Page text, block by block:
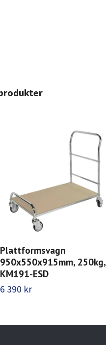
Plattformsvagn
950x550x915mm, 250kg,
KM191-ESD
6 390 kr